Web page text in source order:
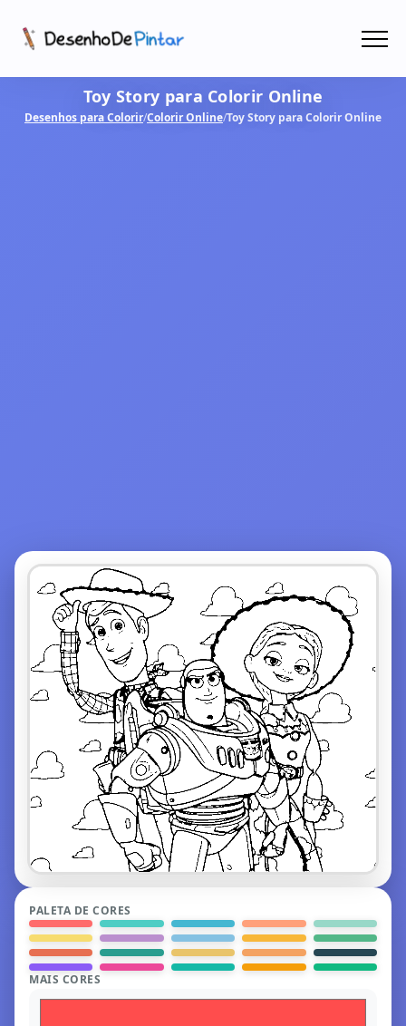
Coletâneas de Desenhos - PDF
Toy Story para Colorir Online
Desenhos para Colorir/Colorir Online/Toy Story para Colorir Online
PALETA DE CORES
MAIS CORES